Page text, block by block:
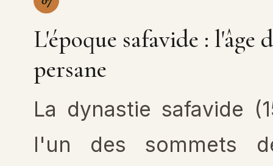
L'époque safavide :
persane
La dynastie safavide
l'un des sommets